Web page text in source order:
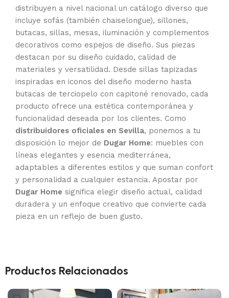
distribuyen a nivel nacional un catálogo diverso que
incluye sofás (también chaiselongue), sillones,
butacas, sillas, mesas, iluminación y complementos
decorativos como espejos de diseño. Sus piezas
destacan por su diseño cuidado, calidad de
materiales y versatilidad. Desde sillas tapizadas
inspiradas en iconos del diseño moderno hasta
butacas de terciopelo con capitoné renovado, cada
producto ofrece una estética contemporánea y
funcionalidad deseada por los clientes. Como
distribuidores oficiales en Sevilla, ponemos a tu
disposición lo mejor de Dugar Home: muebles con
líneas elegantes y esencia mediterránea,
adaptables a diferentes estilos y que suman confort
y personalidad a cualquier estancia. Apostar por
Dugar Home significa elegir diseño actual, calidad
duradera y un enfoque creativo que convierte cada
pieza en un reflejo de buen gusto.
Productos Relacionados